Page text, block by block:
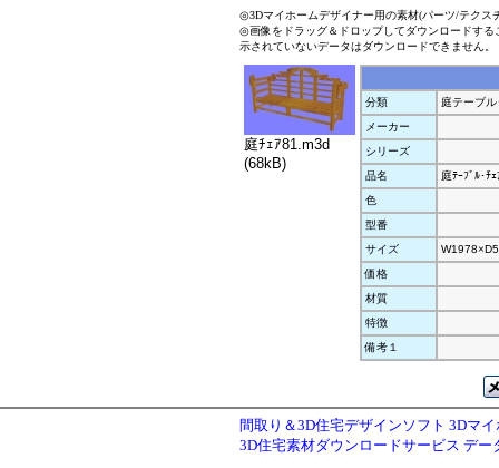
◎3Dマイホームデザイナー用の素材(パーツ/テクス
◎画像をドラッグ＆ドロップしてダウンロードす
示されていないデータはダウンロードできません。
庭ﾁｪｱ81.m3d
(68kB)
分類
庭テーブ
メーカー
シリーズ
品名
庭ﾃｰﾌﾞﾙ･ﾁｪ
色
型番
サイズ
価格
材質
特徴
備考１
間取り＆3D住宅デザインソフト 3Dマ
3D住宅素材ダウンロードサービス デー